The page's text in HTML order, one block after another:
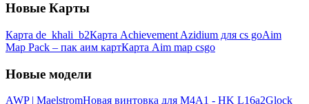
Новые Карты
Карта de_khali_b2Карта Achievement Azidium для cs goAim
Map Pack – пак аим картКарта Aim map csgo
Новые модели
AWP | MaelstromНовая винтовка для M4A1 - HK L16a2Glock